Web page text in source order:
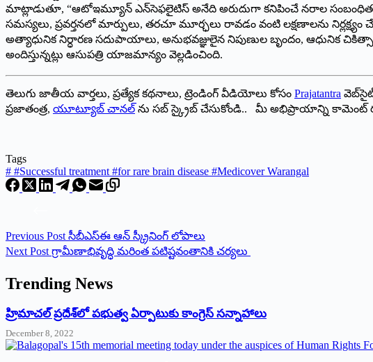
మాట్లాడుతూ, “ఆటోఇమ్యూన్ ఎన్‌సెఫలైటిస్ అనేది అరుదుగా కనిపించే నరాల సంబంధిత
సమస్యలు, ప్రవర్తనలో మార్పులు, తరచూ మూర్ఛలు రావడం వంటి లక్షణాలను
అత్యాధునిక నిర్ధారణ సదుపాయాలు, అనుభవజ్ఞులైన నిపుణుల బృందం, ఆధునిక
అందిస్తున్నట్లు ఆసుపత్రి యాజమాన్యం వెల్లడించింది.
తెలుగు జాతీయ వార్తలు, ప్రత్యేక కథనాలు, ట్రెండింగ్ వీడియోలు కోసం Prajatantra
ప్రజాతంత్ర, యూట్యూబ్ చానల్ ను సబ్ స్క్రైబ్ చేసుకోండి.. మీ అభిప్రాయాన్ని కామెంట్
Tags
# #Successful treatment #for rare brain disease #Medicover Warangal
Previous Post సీబీఎస్‌ఈ ఆన్‌ ‌స్క్రీనింగ్‌ ‌లోపాలు
Next Post గ్రామీణాభివృద్ధి మరింత పటిష్టవంతానికి చర్యలు
Trending News
‌హ్రిమాచల్‌ ‌ప్రదేశ్‌లో పభుత్వ ఏర్పాటుకు కాంగ్రెస్‌ ‌సన్నాహాలు
December 8, 2022